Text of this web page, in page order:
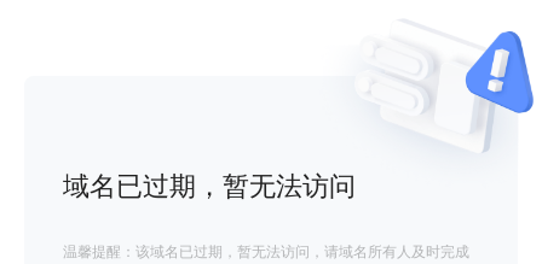
域名已过期，暂无法访问
温馨提醒：该域名已过期，暂无法访问，请域名所有人及时完成